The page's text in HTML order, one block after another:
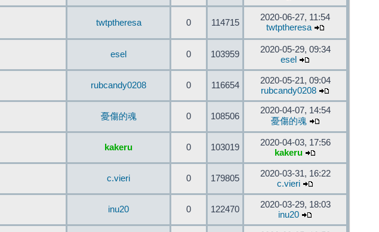
twtptheresa 0 114715
2020-06-27, 11:54
twtptheresa
esel 0 103959
2020-05-29, 09:34
esel
rubcandy0208 0 116654
2020-05-21, 09:04
rubcandy0208
憂傷的魂 0 108506
2020-04-07, 14:54
憂傷的魂
kakeru 0 103019
2020-04-03, 17:56
kakeru
c.vieri 0 179805
2020-03-31, 16:22
c.vieri
inu20 0 122470
2020-03-29, 18:03
inu20